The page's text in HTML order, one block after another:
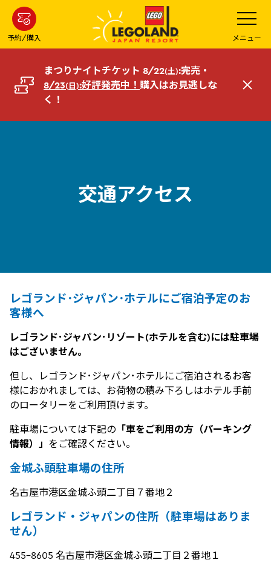
ン
コ
へ
予約/購入
メ
ニ
ュ
ー
を
開
メニュー
まつりナイトチケット 8/22(土):完売・
8/23(日):好評発売中！ 購入はお見逃しな
く！
閉
交通アクセス
レゴランド･ジャパン･ホテルにご宿泊予定のお
客様へ
レゴランド･ジャパン･リゾート(ホテルを含む)には駐車場
はございません。
但し、レゴランド･ジャパン･ホテルにご宿泊されるお客
様におかれましては、お荷物の積み下ろしはホテル手前
のロータリーをご利用頂けます。
駐車場については下記の 「車をご利用の方（パーキング
情報）」 をご確認ください。
金城ふ頭駐車場の住所
名古屋市港区金城ふ頭二丁目７番地２
レゴランド・ジャパンの住所（駐車場はありま
せん）
455-8605 名古屋市港区金城ふ頭二丁目２番地１